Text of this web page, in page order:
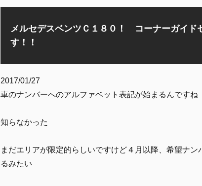
メルセデスベンツＣ１８０！ コーナーガイド
す！！
2017/01/27
車のナンバーへのアルファベット表記が始まるんですね
知らなかった
まだエリアが限定的らしいですけど４月以降、希望ナ
るみたい